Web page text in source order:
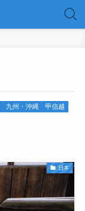
九州・沖縄
甲信越
日本